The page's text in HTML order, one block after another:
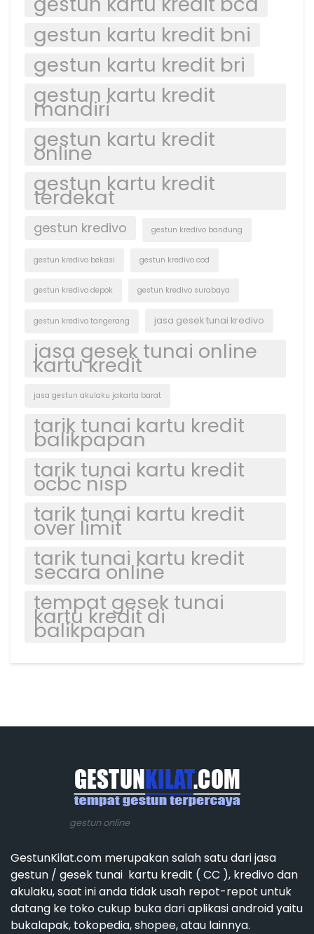
gestun kartu kredit bni
gestun kartu kredit bri
gestun kartu kredit
mandiri
gestun kartu kredit
online
gestun kartu kredit
terdekat
gestun kredivo gestun kredivo bandung
gestun kredivo bekasi gestun kredivo cod
gestun kredivo depok gestun kredivo surabaya
gestun kredivo tangerang jasa gesek tunai kredivo
jasa gesek tunai online
kartu kredit
jasa gestun akulaku jakarta barat
tarik tunai kartu kredit
balikpapan
tarik tunai kartu kredit
ocbc nisp
tarik tunai kartu kredit
over limit
tarik tunai kartu kredit
secara online
tempat gesek tunai
kartu kredit di
balikpapan
gestun online
GestunKilat.com merupakan salah satu dari jasa
gestun / gesek tunai kartu kredit ( CC ), kredivo dan
akulaku, saat ini anda tidak usah repot-repot untuk
datang ke toko cukup buka dari aplikasi android yaitu
bukalapak, tokopedia, shopee, atau lainnya.